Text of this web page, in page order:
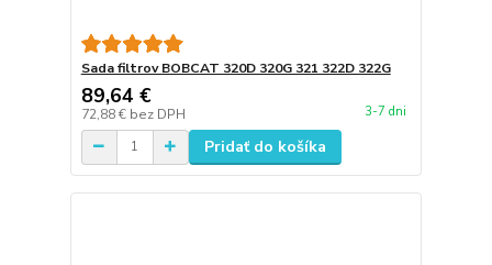
Sada filtrov BOBCAT 320D 320G 321 322D 322G
89,64 €
72,88 € bez DPH 3-7 dni
Pridať do košíka